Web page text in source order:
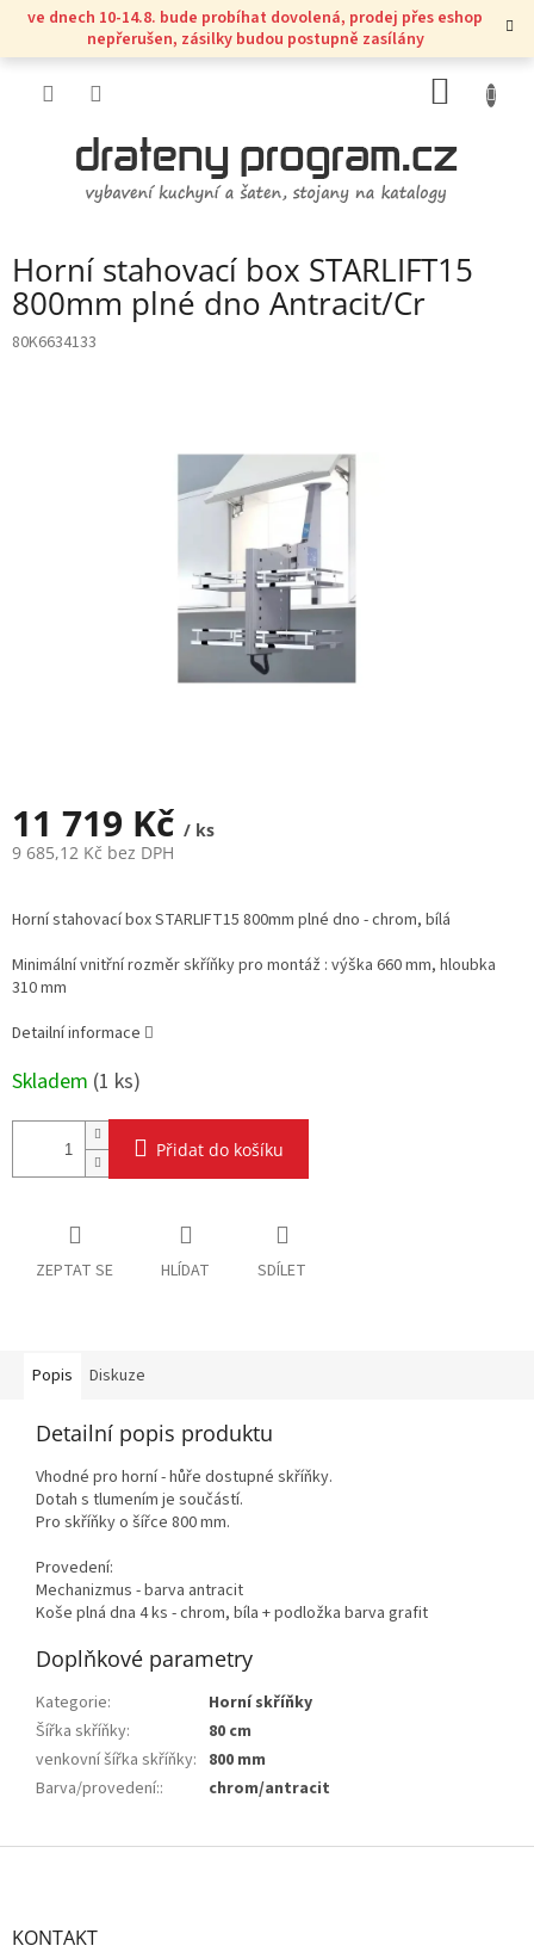
Přejít
obsah
ve dnech 10-14.8. bude probíhat dovolená, prodej přes eshop
nepřerušen, zásilky budou postupně zasílány
KOŠÍK
Horní stahovací box STARLIFT15
800mm plné dno Antracit/Cr
80K6634133
11 719 Kč / ks
9 685,12 Kč bez DPH
cena:
Horní stahovací box STARLIFT15 800mm plné dno - chrom, bílá
Minimální vnitřní rozměr skříňky pro montáž : výška 660 mm, hloubka
310 mm
Detailní informace
Skladem (1 ks)
Přidat do košíku
ZEPTAT SE HLÍDAT SDÍLET
Popis Diskuze
Detailní popis produktu
Vhodné pro horní - hůře dostupné skříňky.
Dotah s tlumením je součástí.
Pro skříňky o šířce 800 mm.
Provedení:
Mechanizmus - barva antracit
Koše plná dna 4 ks - chrom, bíla + podložka barva grafit
Doplňkové parametry
Kategorie:
Horní skříňky
Šířka skříňky:
80 cm
venkovní šířka skříňky: 800 mm
Barva/provedení:: chrom/antracit
Z
KONTAKT